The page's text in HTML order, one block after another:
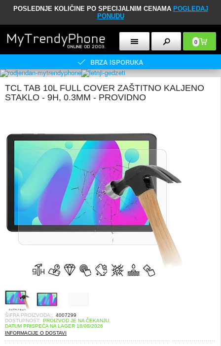
POSLEDNJE KOLIČINE PO SPECIJALNIM CENAMA POGLEDAJ
PONUDU
0
BRZA ISPORUKA
TCL TAB 10L FULL COVER ZAŠTITNO KALJENO
STAKLO - 9H, 0.3MM - PROVIDNO
ŠIFRA PROIZVODA:: 4007299
DOSTUPNOST: PROIZVOD JE NA ČEKANJU.
DATUM PRISPEĆA NA LAGER 18/08/2026
INFORMACIJE O DOSTAVI